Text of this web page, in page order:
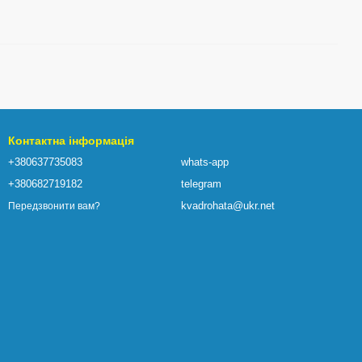
Контактна інформація
+380637735083
+380682719182
Передзвонити вам?
whats-app
telegram
kvadrohata@ukr.net